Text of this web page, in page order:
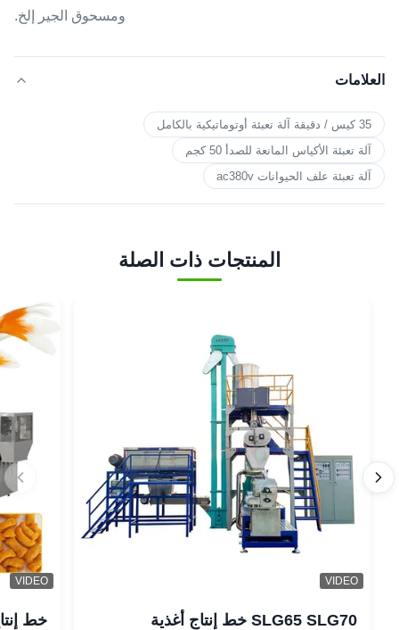
ومسحوق الجير إلخ.
العلامات
35 كيس / دقيقة آلة تعبئة أوتوماتيكية بالكامل
آلة تعبئة الأكياس المانعة للصدأ 50 كجم
آلة تعبئة علف الحيوانات ac380v
المنتجات ذات الصلة
VIDEO
SLG65 SLG70 خط إنتاج أغذية
VIDEO
خط